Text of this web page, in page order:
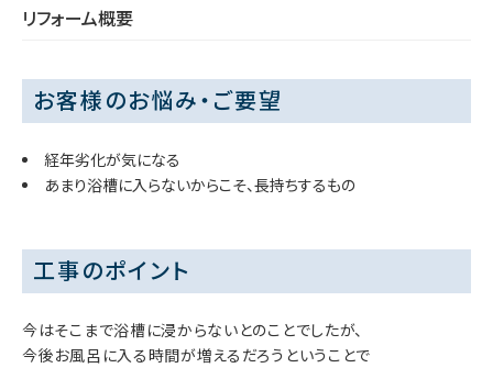
リフォーム概要
お客様のお悩み・ご要望
経年劣化が気になる
あまり浴槽に入らないからこそ、長持ちするもの
工事のポイント
今はそこまで浴槽に浸からないとのことでしたが、
今後お風呂に入る時間が増えるだろうということで